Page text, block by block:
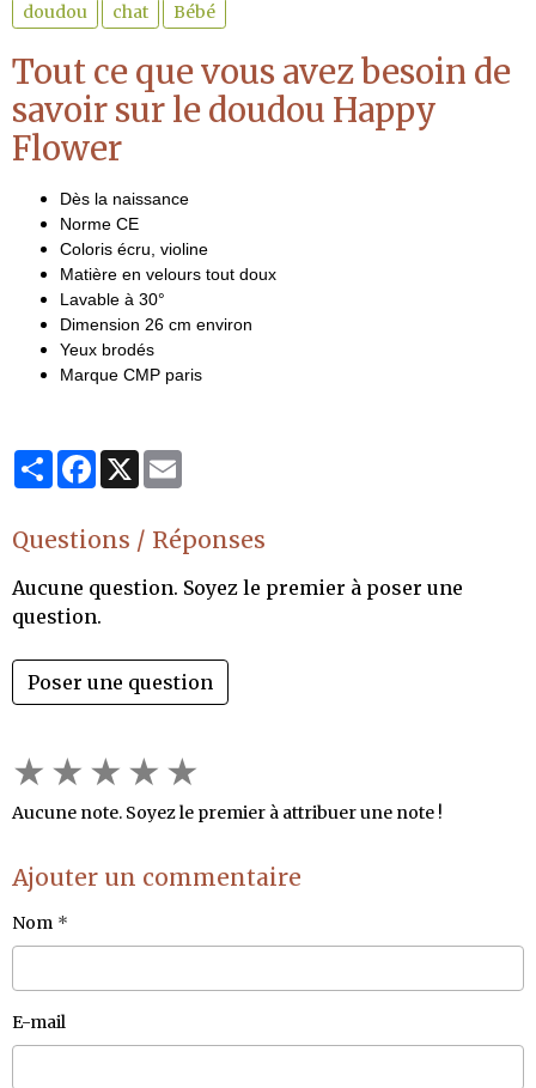
doudou chat Bébé
Tout ce que vous avez besoin de
savoir sur le doudou Happy
Flower
Dès la naissance
Norme CE
Coloris écru, violine
Matière en velours tout doux
Lavable à 30°
Dimension 26 cm environ
Yeux brodés
Marque CMP paris
PartagerFacebook
X
Questions / Réponses
Aucune question. Soyez le premier à poser une
question.
Poser une question
★ ★ ★ ★ ★
Aucune note. Soyez le premier à attribuer une note !
Ajouter un commentaire
Nom
E-mail